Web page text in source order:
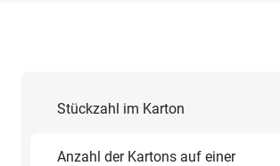
Stückzahl im Karton
Anzahl der Kartons auf einer